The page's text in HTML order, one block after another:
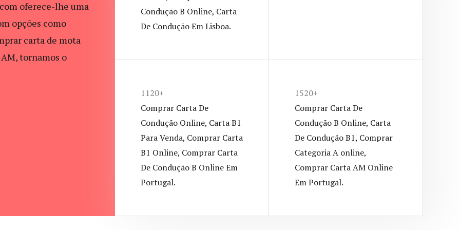
oferece-lhe uma
opções como
carta de mota
tornamos o
Condução B Online, Carta
De Condução Em Lisboa.
1120+
Comprar Carta De
Condução Online, Carta B1
Para Venda, Comprar Carta
B1 Online, Comprar Carta
De Condução B Online Em
Portugal.
1520+
Comprar Carta De
Condução B Online, Carta
De Condução B1, Comprar
Categoria A​ online,
Comprar Carta AM Online
Em Portugal.